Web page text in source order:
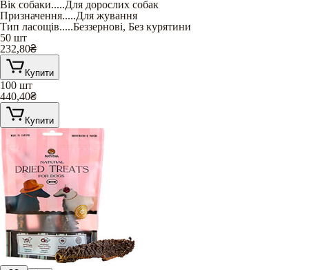
Вік собаки.....Для дорослих собак
Призначення.....Для жування
Тип ласощів.....Беззернові, Без курятини
50 шт
232,80₴
Купити
100 шт
440,40₴
Купити